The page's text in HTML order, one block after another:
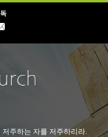
주하는 자를 저주하리라.